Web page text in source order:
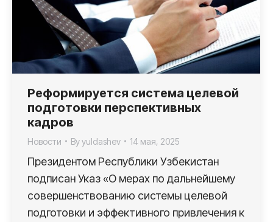
Реформируется система целевой
подготовки перспективных
кадров
Новости Byyuldashev 14 мая, 2025
Президентом Республики Узбекистан
подписан Указ «О мерах по дальнейшему
совершенствованию системы целевой
подготовки и эффективного привлечения к